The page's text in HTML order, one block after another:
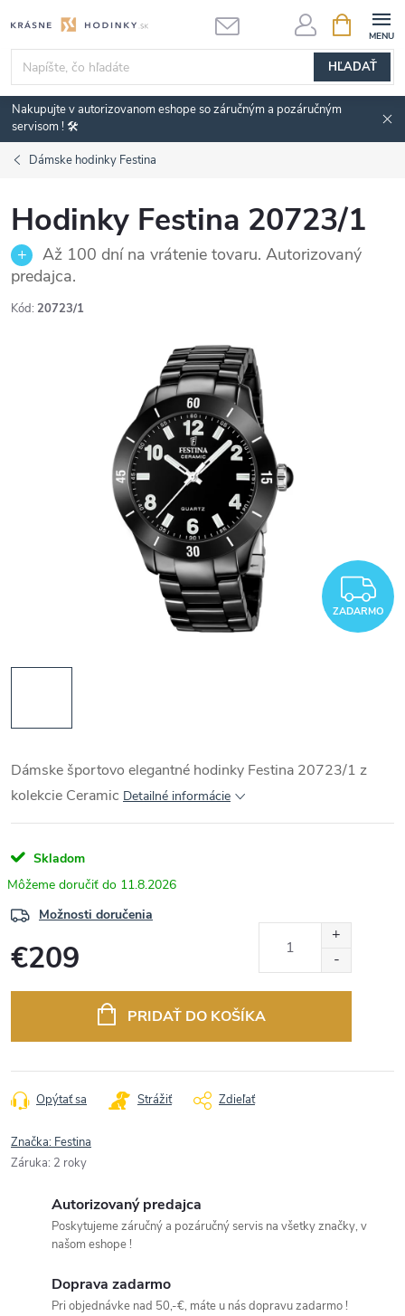
na
obsah
HĽADAŤ
KOŠÍK
Nakupujte v autorizovanom eshope so záručným a pozáručným
servisom ! 🛠️
Dámske hodinky Festina
Hodinky Festina 20723/1
Až 100 dní na vrátenie tovaru. Autorizovaný
predajca.
Kód: 20723/1
ZADARMO
Dámske športovo elegantné hodinky Festina 20723/1 z
kolekcie Ceramic Detailné informácie
Skladom
11.8.2026
Možnosti doručenia
€209
PRIDAŤ DO KOŠÍKA
Opýtať sa Strážiť Zdieľať
Značka: Festina
Záruka: 2 roky
Autorizovaný predajca
Poskytujeme záručný a pozáručný servis na všetky značky, v
našom eshope !
Doprava zadarmo
Pri objednávke nad 50,-€, máte u nás dopravu zadarmo !